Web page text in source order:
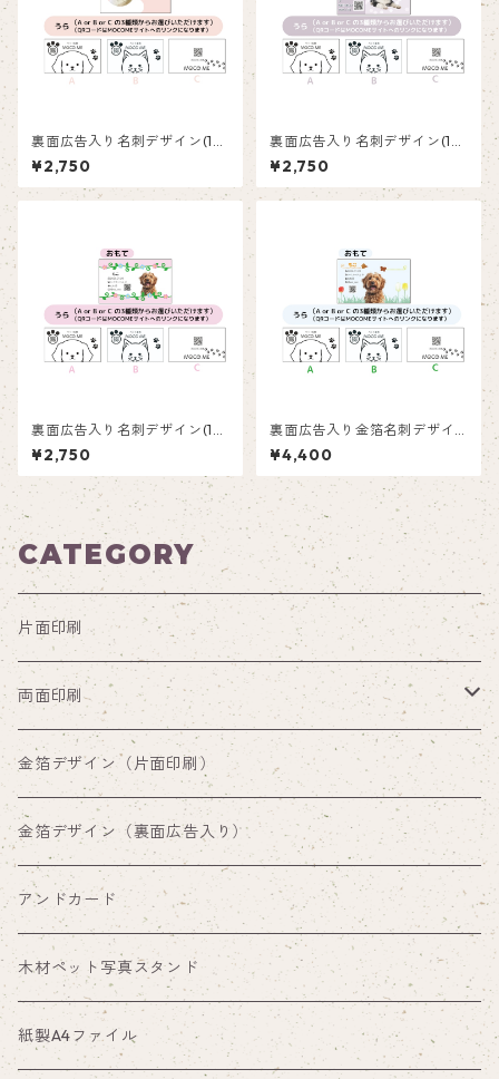
裏面広告入り名刺デザイン(1箱
50枚入り)_ピンク_P003
¥2,750
裏面広告入り名刺デザイン(1箱
50枚入り)_水玉_PD002ad
¥2,750
裏面広告入り名刺デザイン(1箱
50枚入り)_花_F002ad
¥2,750
裏面広告入り金箔名刺デザイ
ン(1箱50枚入り)_蝶々_BFG0
01ad
¥4,400
CATEGORY
片面印刷
両面印刷
両面印刷（裏面通常デザイン）
両面印刷（裏面広告入り）
金箔デザイン（片面印刷）
金箔デザイン（裏面広告入り）
アンドカード
木材ペット写真スタンド
紙製A4ファイル